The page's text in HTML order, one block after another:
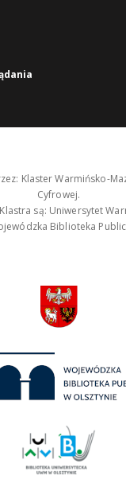
Klaster Warmińsko-
Cyfrowej.
są: Uniwersytet
Biblioteka